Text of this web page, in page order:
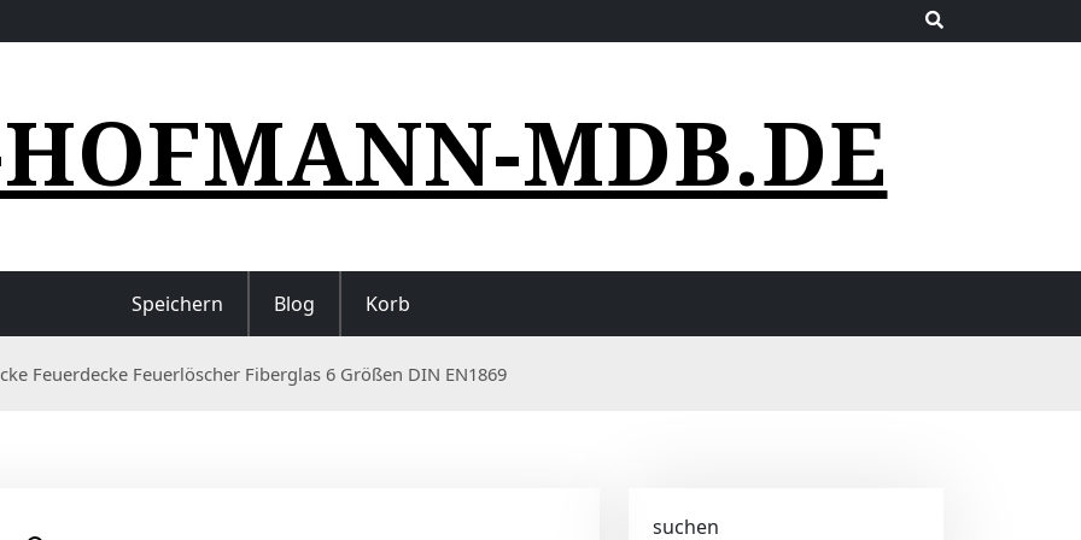
MDB.DE
Speichern Blog Korb
Feuerdecke Feuerlöscher Fiberglas 6 Größen DIN EN1869
suchen